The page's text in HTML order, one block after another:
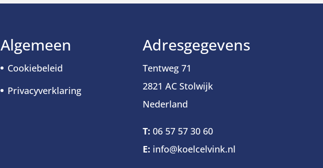
Algemeen
Cookiebeleid
Privacyverklaring
Adresgegevens
Tentweg 71
2821 AC Stolwijk
Nederland
T: 06 57 57 30 60
E: info@koelcelvink.nl